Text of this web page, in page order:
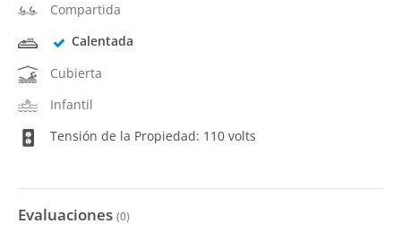
Compartida
Calentada
Cubierta
Infantil
Tensión de la Propiedad: 110 volts
Evaluaciones (0)